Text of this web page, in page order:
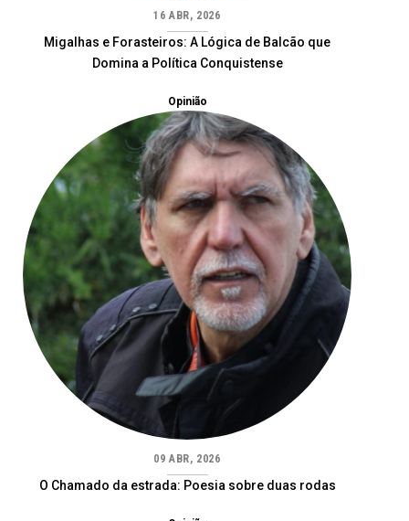
16 ABR, 2026
Migalhas e Forasteiros: A Lógica de Balcão que
Domina a Política Conquistense
Opinião
09 ABR, 2026
O Chamado da estrada: Poesia sobre duas rodas